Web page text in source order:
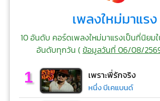
เพลงใหม่มาแรง
10 อันดับ คอร์ดเพลงใหม่มาแรงเป็นที่นิยม
อันดับทุกวัน (ข้อมูลวันที่ 06/08/
1 เพราะพี่รักจริง
หนึ่ง บีเคแบนด์